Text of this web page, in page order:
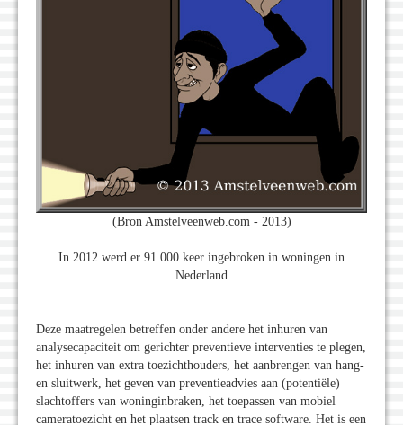
(Bron Amstelveenweb.com - 2013)
In 2012 werd er 91.000 keer ingebroken in woningen in
Nederland
Deze maatregelen betreffen onder andere het inhuren van
analysecapaciteit om gerichter preventieve interventies te plegen,
het inhuren van extra toezichthouders, het aanbrengen van hang-
en sluitwerk, het geven van preventieadvies aan (potentiële)
slachtoffers van woninginbraken, het toepassen van mobiel
cameratoezicht en het plaatsen track en trace software. Het is een